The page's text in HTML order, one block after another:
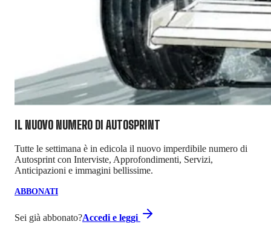
IL NUOVO NUMERO DI AUTOSPRINT
Tutte le settimana è in edicola il nuovo imperdibile numero di
Autosprint con Interviste, Approfondimenti, Servizi,
Anticipazioni e immagini bellissime.
ABBONATI
Sei già abbonato?Accedi e leggi